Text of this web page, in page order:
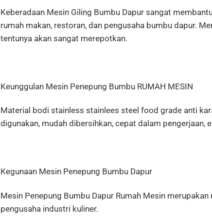
Keberadaan Mesin Giling Bumbu Dapur sangat
rumah makan, restoran, dan pengusaha bumbu dapur.
tentunya akan sangat merepotkan.
Keunggulan Mesin Penepung Bumbu RUMAH MESIN
Material bodi stainless stainlees steel food grade anti
digunakan, mudah dibersihkan, cepat dalam pengerjaan,
Kegunaan Mesin Penepung Bumbu Dapur
Mesin Penepung Bumbu Dapur Rumah Mesin
pengusaha industri kuliner.